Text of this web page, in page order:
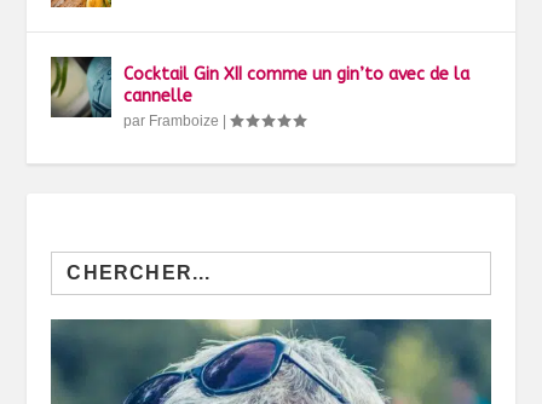
Cocktail Gin XII comme un gin’to avec de la
cannelle
par Framboize |
Search
for: